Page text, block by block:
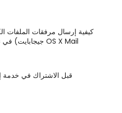
جيجابايت) في نظام التشغيل OS X Mail
قبل الاشتراك في خدمة